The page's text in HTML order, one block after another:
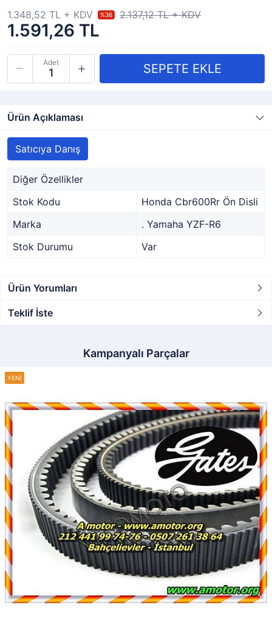
1.591,26 TL
1.348,52 TL + KDV %36 2.137,12 TL + KDV
Adet
Ürün Açıklaması
Satıcıya Danış
Diğer Özellikler
Stok Kodu
Honda Cbr600Rr Ön Disli
Marka
. Yamaha YZF-R6
Stok Durumu
Var
Ürün Yorumları
Teklif İste
Kampanyalı Parçalar